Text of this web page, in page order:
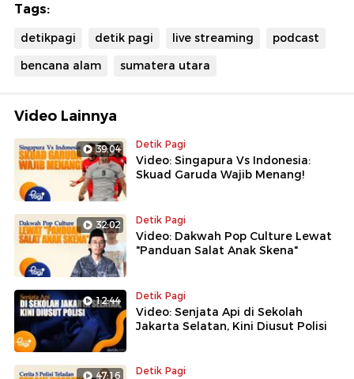
detikPagi!
Tags:
detikpagi detik pagi live streaming
podcast
bencana alam
sumatera utara
Video Lainnya
39:04 Detik Pagi
Video: Singapura Vs Indonesia:
Skuad Garuda Wajib Menang!
32:02 Detik Pagi
Video: Dakwah Pop Culture Lewat
"Panduan Salat Anak Skena"
12:44 Detik Pagi
Video: Senjata Api di Sekolah
Jakarta Selatan, Kini Diusut Polisi
47:16 Detik Pagi